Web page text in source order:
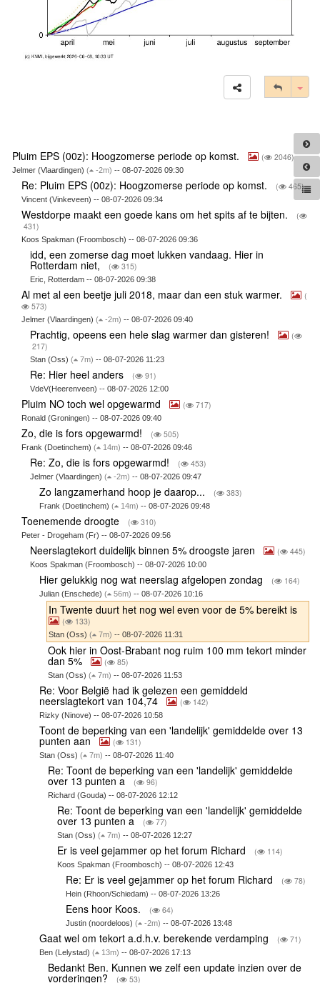
Pluim EPS (00z): Hoogzomerse periode op komst. ( 2046)
Jelmer (Vlaardingen) ( -2m) -- 08-07-2026 09:30
Re: Pluim EPS (00z): Hoogzomerse periode op komst. ( 465)
Vincent (Vinkeveen) -- 08-07-2026 09:34
Westdorpe maakt een goede kans om het spits af te bijten.
(
431)
Koos Spakman (Froombosch) -- 08-07-2026 09:36
idd, een zomerse dag moet lukken vandaag. Hier in
Rotterdam niet, ( 315)
Eric, Rotterdam -- 08-07-2026 09:38
Al met al een beetje juli 2018, maar dan een stuk warmer.
(
573)
Jelmer (Vlaardingen) ( -2m) -- 08-07-2026 09:40
Prachtig, opeens een hele slag warmer dan gisteren!
(
217)
Stan (Oss)( 7m) -- 08-07-2026 11:23
Re: Hier heel anders ( 91)
VdeV(Heerenveen) -- 08-07-2026 12:00
Pluim NO toch wel opgewarmd ( 717)
Ronald (Groningen) -- 08-07-2026 09:40
Zo, die is fors opgewarmd! ( 505)
Frank (Doetinchem) ( 14m) -- 08-07-2026 09:46
Re: Zo, die is fors opgewarmd! ( 453)
Jelmer (Vlaardingen)( -2m) -- 08-07-2026 09:47
Zo langzamerhand hoop je daarop... ( 383)
Frank (Doetinchem) ( 14m) -- 08-07-2026 09:48
Toenemende droogte ( 310)
Peter - Drogeham (Fr) -- 08-07-2026 09:56
Neerslagtekort duidelijk binnen 5% droogste jaren ( 445)
Koos Spakman (Froombosch) -- 08-07-2026 10:00
Hier gelukkig nog wat neerslag afgelopen zondag ( 164)
Julian (Enschede) ( 56m) -- 08-07-2026 10:16
In Twente duurt het nog wel even voor de 5% bereikt is
( 133)
Stan (Oss)( 7m) -- 08-07-2026 11:31
Ook hier in Oost-Brabant nog ruim 100 mm tekort minder
dan 5% ( 85)
Stan (Oss)( 7m) -- 08-07-2026 11:53
Re: Voor België had ik gelezen een gemiddeld
neerslagtekort van 104,74 ( 142)
Rizky (Ninove) -- 08-07-2026 10:58
Toont de beperking van een 'landelijk' gemiddelde over 13
punten aan ( 131)
Stan (Oss) ( 7m) -- 08-07-2026 11:40
Re: Toont de beperking van een 'landelijk' gemiddelde
over 13 punten a ( 96)
Richard (Gouda) -- 08-07-2026 12:12
Re: Toont de beperking van een 'landelijk' gemiddelde
over 13 punten a ( 77)
Stan (Oss) ( 7m) -- 08-07-2026 12:27
Er is veel gejammer op het forum Richard ( 114)
Koos Spakman (Froombosch) -- 08-07-2026 12:43
Re: Er is veel gejammer op het forum Richard ( 78)
Hein (Rhoon/Schiedam) -- 08-07-2026 13:26
Eens hoor Koos. ( 64)
Justin (noordeloos)( -2m) -- 08-07-2026 13:48
Gaat wel om tekort a.d.h.v. berekende verdamping ( 71)
Ben (Lelystad) ( 13m) -- 08-07-2026 17:13
Bedankt Ben. Kunnen we zelf een update inzien over de
vorderingen? ( 53)